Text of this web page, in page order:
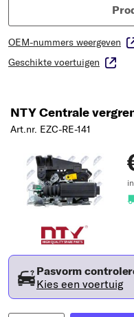
OEM-nummers weergeven
Geschikte voertuigen
NTY Centrale
Art.nr. EZC-RE-141
Pasvorm
Kies een voertuig